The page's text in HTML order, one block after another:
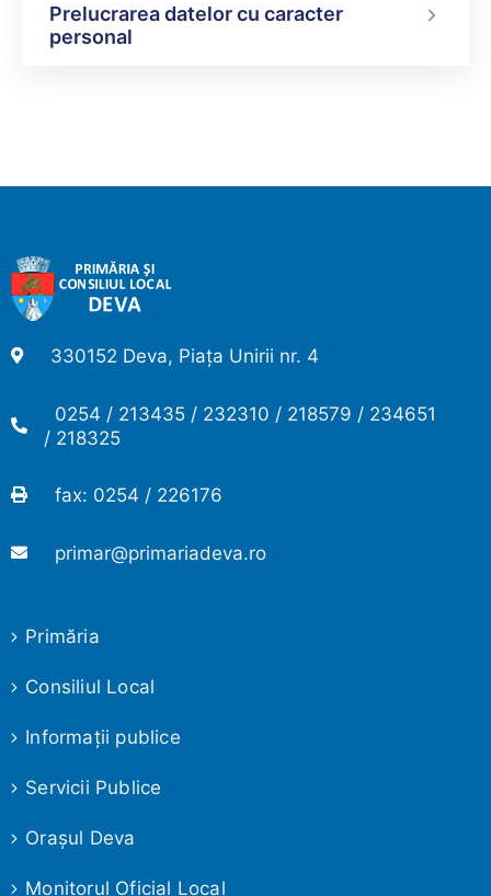
Prelucrarea datelor cu caracter
personal
330152 Deva, Piața Unirii nr. 4
0254 / 213435 / 232310 / 218579 / 234651
/ 218325
fax: 0254 / 226176
primar@primariadeva.ro
Primăria
Consiliul Local
Informaţii publice
Servicii Publice
Oraşul Deva
Monitorul Oficial Local